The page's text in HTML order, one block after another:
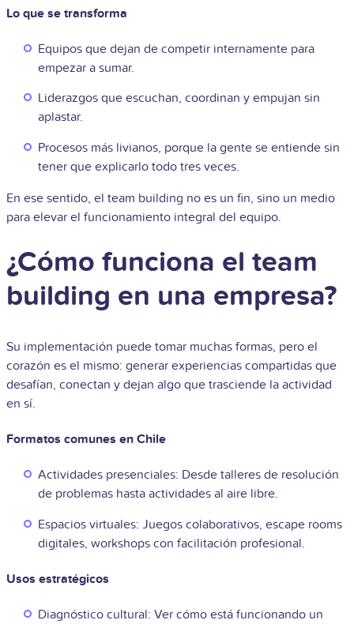
Lo que se transforma
Equipos que dejan de competir internamente para
empezar a sumar.
Liderazgos que escuchan, coordinan y empujan sin
aplastar.
Procesos más livianos, porque la gente se entiende sin
tener que explicarlo todo tres veces.
En ese sentido, el team building no es un fin, sino un medio
para elevar el funcionamiento integral del equipo.
¿Cómo funciona el team
building en una empresa?
Su implementación puede tomar muchas formas, pero el
corazón es el mismo: generar experiencias compartidas que
desafían, conectan y dejan algo que trasciende la actividad
en sí.
Formatos comunes en Chile
Actividades presenciales: Desde talleres de resolución
de problemas hasta actividades al aire libre.
Espacios virtuales: Juegos colaborativos, escape rooms
digitales, workshops con facilitación profesional.
Usos estratégicos
Diagnóstico cultural: Ver cómo está funcionando un